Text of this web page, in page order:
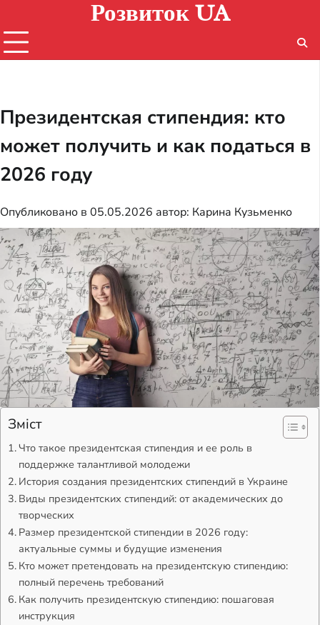
содержимому
Розвиток UA
Президентская стипендия: кто
может получить и как податься в
2026 году
Опубликовано в 05.05.2026 автор: Карина Кузьменко
Зміст
Что такое президентская стипендия и ее роль в
поддержке талантливой молодежи
История создания президентских стипендий в Украине
Виды президентских стипендий: от академических до
творческих
Размер президентской стипендии в 2026 году:
актуальные суммы и будущие изменения
Кто может претендовать на президентскую стипендию:
полный перечень требований
Как получить президентскую стипендию: пошаговая
инструкция